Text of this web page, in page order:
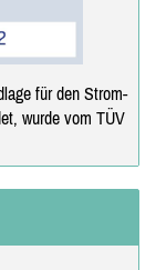
für den Strom-
wurde vom TÜV